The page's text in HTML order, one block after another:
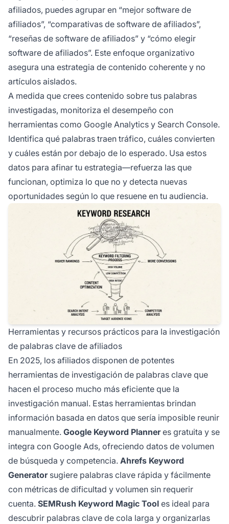
afiliados, puedes agrupar en “mejor software de
afiliados”, “comparativas de software de afiliados”,
“reseñas de software de afiliados” y “cómo elegir
software de afiliados”. Este enfoque organizativo
asegura una estrategia de contenido coherente y no
artículos aislados.
A medida que crees contenido sobre tus palabras
investigadas, monitoriza el desempeño con
herramientas como Google Analytics y Search Console.
Identifica qué palabras traen tráfico, cuáles convierten
y cuáles están por debajo de lo esperado. Usa estos
datos para afinar tu estrategia—refuerza las que
funcionan, optimiza lo que no y detecta nuevas
oportunidades según lo que resuene en tu audiencia.
Herramientas y recursos prácticos para la investigación
de palabras clave de afiliados
En 2025, los afiliados disponen de potentes
herramientas de investigación de palabras clave que
hacen el proceso mucho más eficiente que la
investigación manual. Estas herramientas brindan
información basada en datos que sería imposible reunir
manualmente. Google Keyword Planneres gratuita y se
integra con Google Ads, ofreciendo datos de volumen
de búsqueda y competencia. Ahrefs Keyword
Generatorsugiere palabras clave rápida y fácilmente
con métricas de dificultad y volumen sin requerir
cuenta. SEMRush Keyword Magic Tool es ideal para
descubrir palabras clave de cola larga y organizarlas